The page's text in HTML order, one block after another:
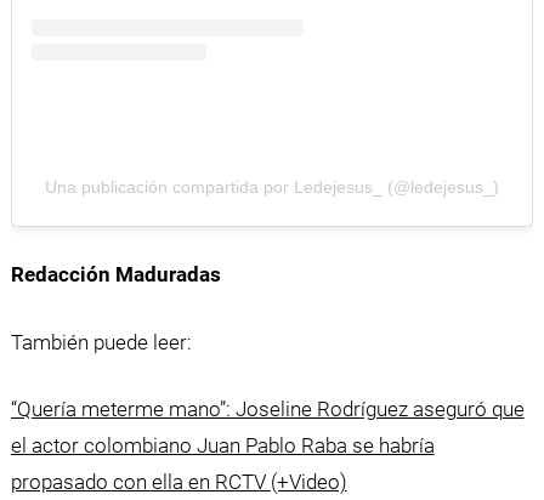
Una publicación compartida por Ledejesus_ (@ledejesus_)
Redacción Maduradas
También puede leer:
“Quería meterme mano”: Joseline Rodríguez aseguró que
el actor colombiano Juan Pablo Raba se habría
propasado con ella en RCTV (+Video)